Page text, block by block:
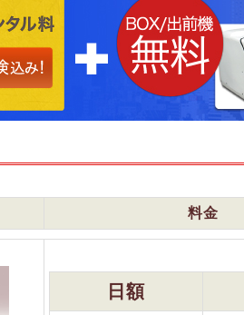
料金
日額